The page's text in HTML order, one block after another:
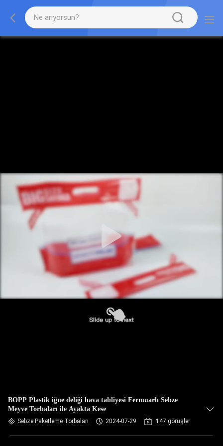
BOPP Plastik iğne deliği hava tahliyesi Fermuarlı Sebze
Meyve Torbaları ile Ayakta Kese
Sebze Paketleme Torbaları 2024-07-29 147 görüşler